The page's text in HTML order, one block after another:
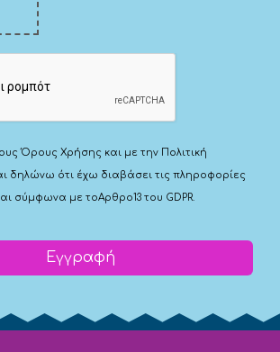
Όρους Χρήσης και με την Πολιτική
δηλώνω ότι έχω διαβάσει τις πληροφορίες
σύμφωνα με τοΑρθρο13 του GDPR.
Εγγραφή